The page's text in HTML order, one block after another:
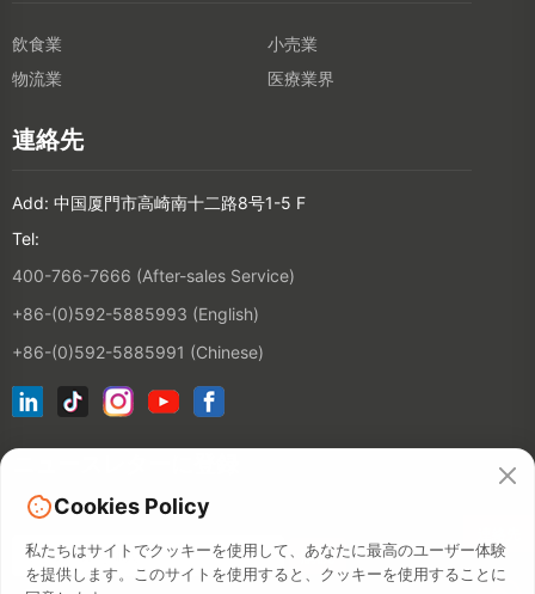
飲食業
小売業
物流業
医療業界
連絡先
Add: 中国厦門市高崎南十二路8号1-5 F
Tel:
400-766-7666 (After-sales Service)
+86-(0)592-5885993 (English)
+86-(0)592-5885991 (Chinese)
Cookies Policy
私たちはサイトでクッキーを使用して、あなたに最高のユーザー体験
を提供します。このサイトを使用すると、クッキーを使用することに